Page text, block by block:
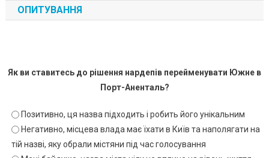
ОПИТУВАННЯ
Як ви ставитесь до рішення нардепів перейменувати Южне в
Порт-Аненталь?
Позитивно, ця назва підходить і робить його унікальним
Негативно, місцева влада має їхати в Київ та наполягати на
тій назві, яку обрали містяни під час голосування